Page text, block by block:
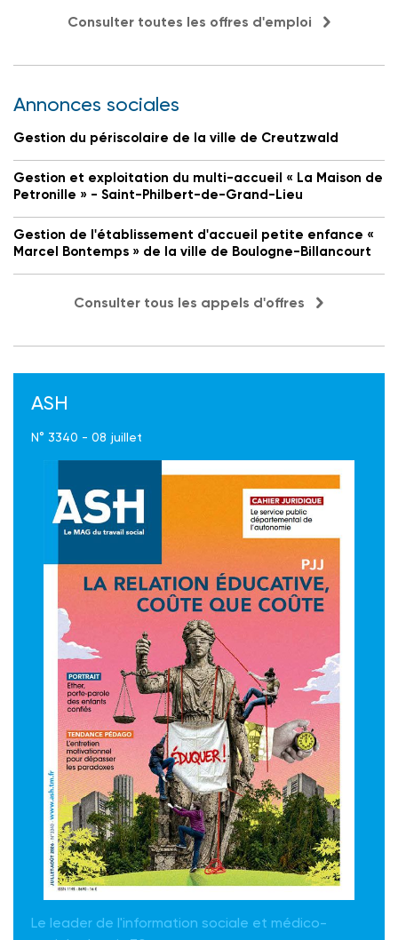
Consulter toutes les offres d'emploi
Annonces sociales
Gestion du périscolaire de la ville de Creutzwald
Gestion et exploitation du multi-accueil « La Maison de
Petronille » - Saint-Philbert-de-Grand-Lieu
Gestion de l'établissement d'accueil petite enfance «
Marcel Bontemps » de la ville de Boulogne-Billancourt
Consulter tous les appels d'offres
ASH
N° 3340 - 08 juillet
Le leader de l'information sociale et médico-